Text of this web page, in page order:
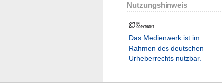
Nutzungshinweis
Das Medienwerk ist im
Rahmen des deutschen
Urheberrechts nutzbar.